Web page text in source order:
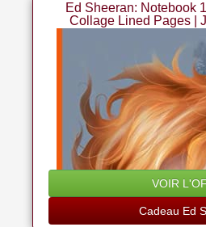
Ed Sheeran: Notebook
Collage Lined Pages |
University, And
VOIR
Cadeau Ed